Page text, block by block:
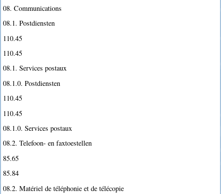
08. Communications
08.1. Postdiensten
110.45
110.45
08.1. Services postaux
08.1.0. Postdiensten
110.45
110.45
08.1.0. Services postaux
08.2. Telefoon- en faxtoestellen
85.65
85.84
08.2. Matériel de téléphonie et de télécopie